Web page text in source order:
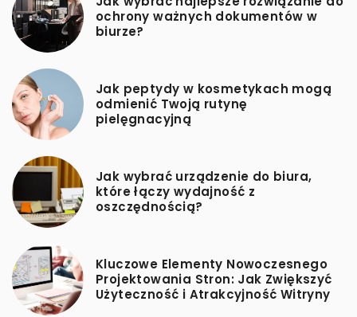
ochrony ważnych dokumentów w
biurze?
Jak peptydy w kosmetykach mogą
odmienić Twoją rutynę
pielęgnacyjną
Jak wybrać urządzenie do biura,
które łączy wydajność z
oszczędnością?
Kluczowe Elementy Nowoczesnego
Projektowania Stron: Jak Zwiększyć
Użyteczność i Atrakcyjność Witryny